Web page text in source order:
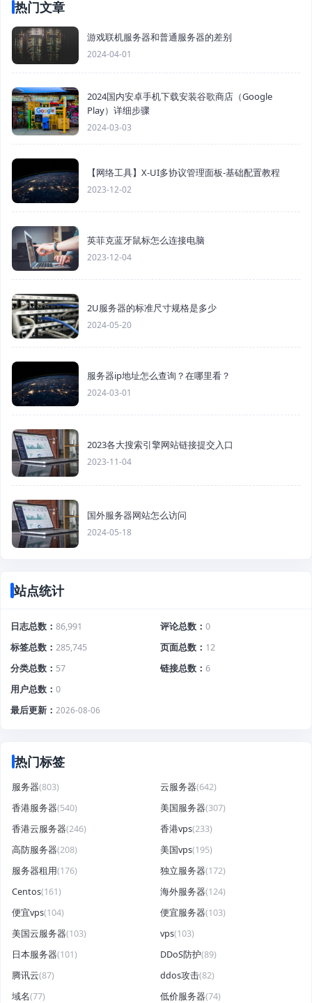
热门文章
游戏联机服务器和普通服务器的差别
2024-04-01
2024国内安卓手机下载安装谷歌商店（Google
Play）详细步骤
2024-03-03
【网络工具】X-UI多协议管理面板-基础配置教程
2023-12-02
英菲克蓝牙鼠标怎么连接电脑
2023-12-04
2U服务器的标准尺寸规格是多少
2024-05-20
服务器ip地址怎么查询？在哪里看？
2024-03-01
2023各大搜索引擎网站链接提交入口
2023-11-04
国外服务器网站怎么访问
2024-05-18
站点统计
日志总数 86,991 评论总数
0
标签总数
285,745 页面总数
12
分类总数
57 链接总数
6
用户总数
0
最后更新
2026-08-06
热门标签
服务器(803) 云服务器(642)
香港服务器(540) 美国服务器(307)
香港云服务器(246) 香港vps(233)
高防服务器(208) 美国vps(195)
服务器租用(176) 独立服务器(172)
Centos(161) 海外服务器(124)
便宜vps(104) 便宜服务器(103)
美国云服务器(103) vps(103)
日本服务器(101) DDoS防护(89)
腾讯云(87) ddos攻击(82)
域名(77) 低价服务器(74)